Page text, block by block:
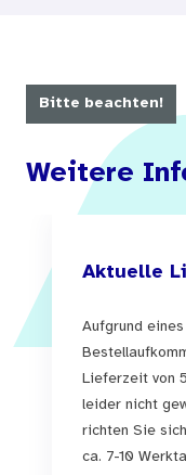
Art auftauchen
spielen können.
Sucht- und
Medienpaket an
Lebensthemen,
lebensnahe und
Bitte beachten!
Weitere
Aktuelle
Aufgrund
Lieferzeit von
leider nicht
richten Sie
ca. 7-10